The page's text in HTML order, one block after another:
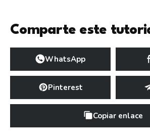
Comparte este
WhatsApp
Pinterest
Copiar enlace